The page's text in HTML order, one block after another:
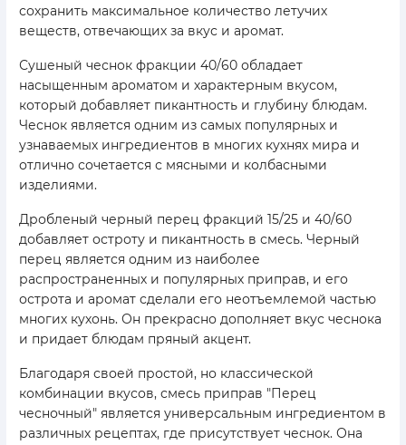
сохранить максимальное количество летучих
веществ, отвечающих за вкус и аромат.
Сушеный чеснок фракции 40/60 обладает
насыщенным ароматом и характерным вкусом,
который добавляет пикантность и глубину блюдам.
Чеснок является одним из самых популярных и
узнаваемых ингредиентов в многих кухнях мира и
отлично сочетается с мясными и колбасными
изделиями.
Дробленый черный перец фракций 15/25 и 40/60
добавляет остроту и пикантность в смесь. Черный
перец является одним из наиболее
распространенных и популярных приправ, и его
острота и аромат сделали его неотъемлемой частью
многих кухонь. Он прекрасно дополняет вкус чеснока
и придает блюдам пряный акцент.
Благодаря своей простой, но классической
комбинации вкусов, смесь приправ "Перец
чесночный" является универсальным ингредиентом в
различных рецептах, где присутствует чеснок. Она